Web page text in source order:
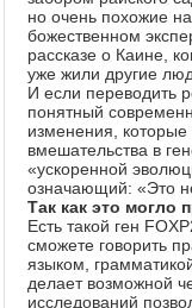
но очень похожие
божественном
рассказе о Каине,
уже жили другие
И если переводить
понятный
изменения, которые
вмешательства в
«ускоренной
означающий: «Это
Так как это могло
Есть такой ген
сможете говорить
языком,
делает возможной
исследований